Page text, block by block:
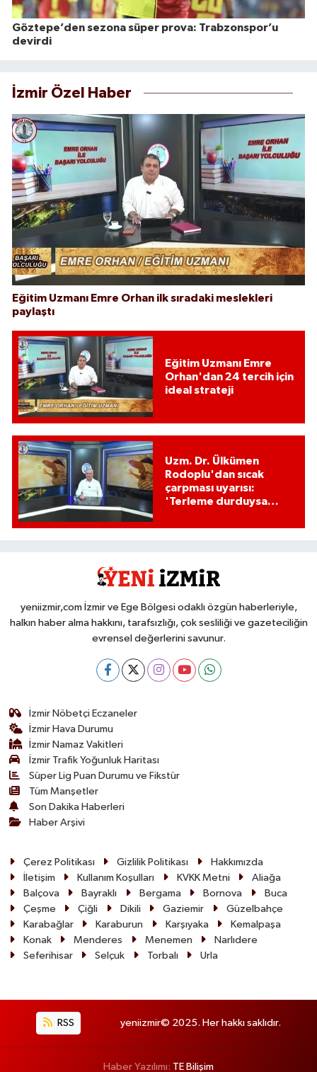
Göztepe’den sezona süper prova: Trabzonspor’u
devirdi
İzmir Özel Haber
Eğitim Uzmanı Emre Orhan ilk sıradaki meslekleri
paylaştı
Eğitim Uzmanı Emre
Orhan'dan 24 tercih için
ideal strateji
Uzm. Dr. Ülkümen
Rodoplu'dan sıcak
çarpması uyarısı:
'Terleme durduysa
başlamıştır!'
yeniizmir,com İzmir ve Ege Bölgesi odaklı özgün haberleriyle,
halkın haber alma hakkını, tarafsızlığı, çok sesliliği ve gazeteciliğin
evrensel değerlerini savunur.
İzmir Nöbetçi Eczaneler
İzmir Hava Durumu
İzmir Namaz Vakitleri
İzmir Trafik Yoğunluk Haritası
Süper Lig Puan Durumu ve Fikstür
Tüm Manşetler
Son Dakika Haberleri
Haber Arşivi
Çerez Politikası Gizlilik Politikası
Hakkımızda
İletişim
Kullanım Koşulları KVKK Metni
Aliağa
Balçova
Bayraklı Bergama Bornova
Buca
Çeşme
Çiğli Dikili Gaziemir
Güzelbahçe
Karabağlar
Karaburun Karşıyaka
Kemalpaşa
Konak
Menderes Menemen
Narlıdere
Seferihisar
Selçuk Torbalı Urla
RSS yeniizmir© 2025. Her hakkı saklıdır.
Haber Yazılımı: TE Bilişim